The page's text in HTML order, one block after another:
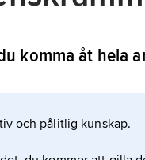
med syfte att
och lägga grunden
Till skillnad från
komma åt hela
och pålitlig kunskap.